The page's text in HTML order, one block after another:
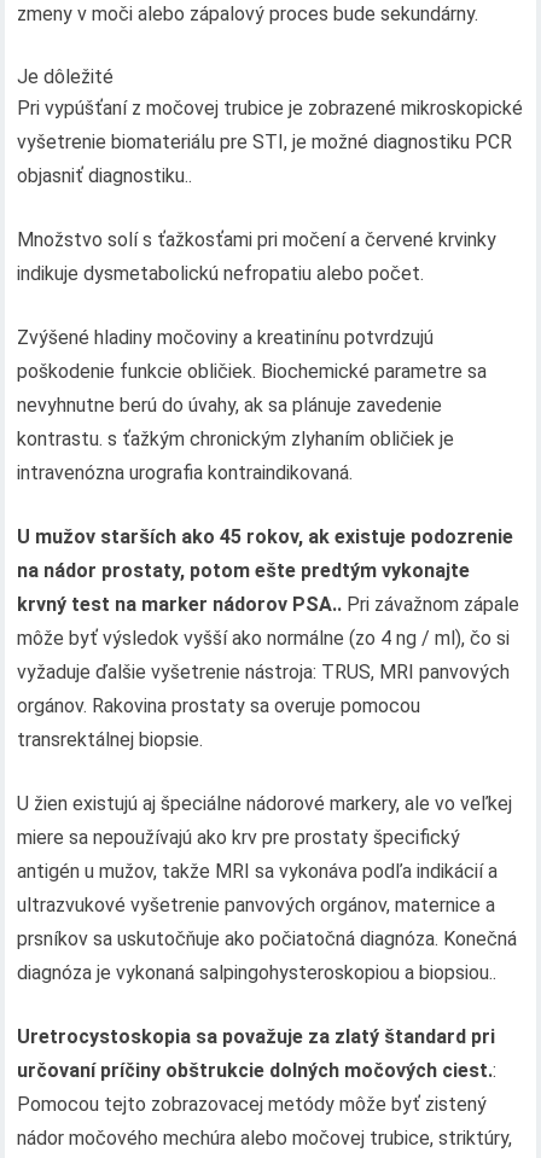
zmeny v moči alebo zápalový proces bude sekundárny.
Je dôležité
Pri vypúšťaní z močovej trubice je zobrazené mikroskopické
vyšetrenie biomateriálu pre STI, je možné diagnostiku PCR
objasniť diagnostiku..
Množstvo solí s ťažkosťami pri močení a červené krvinky
indikuje dysmetabolickú nefropatiu alebo počet.
Zvýšené hladiny močoviny a kreatinínu potvrdzujú
poškodenie funkcie obličiek. Biochemické parametre sa
nevyhnutne berú do úvahy, ak sa plánuje zavedenie
kontrastu. s ťažkým chronickým zlyhaním obličiek je
intravenózna urografia kontraindikovaná.
U mužov starších ako 45 rokov, ak existuje podozrenie
na nádor prostaty, potom ešte predtým vykonajte
krvný test na marker nádorov PSA.. Pri závažnom zápale
môže byť výsledok vyšší ako normálne (zo 4 ng / ml), čo si
vyžaduje ďalšie vyšetrenie nástroja: TRUS, MRI panvových
orgánov. Rakovina prostaty sa overuje pomocou
transrektálnej biopsie.
U žien existujú aj špeciálne nádorové markery, ale vo veľkej
miere sa nepoužívajú ako krv pre prostaty špecifický
antigén u mužov, takže MRI sa vykonáva podľa indikácií a
ultrazvukové vyšetrenie panvových orgánov, maternice a
prsníkov sa uskutočňuje ako počiatočná diagnóza. Konečná
diagnóza je vykonaná salpingohysteroskopiou a biopsiou..
Uretrocystoskopia sa považuje za zlatý štandard pri
určovaní príčiny obštrukcie dolných močových ciest.:
Pomocou tejto zobrazovacej metódy môže byť zistený
nádor močového mechúra alebo močovej trubice, striktúry,